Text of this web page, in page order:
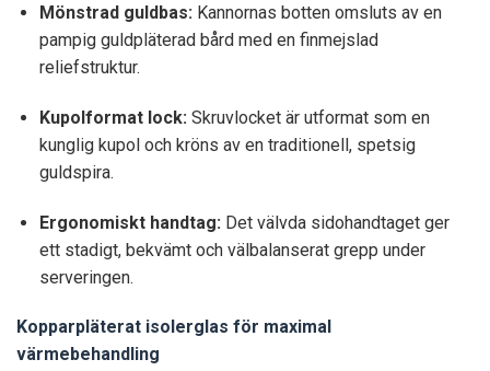
Mönstrad guldbas:Kannornas botten omsluts av en
pampig guldpläterad bård med en finmejslad
reliefstruktur.
Kupolformat lock: Skruvlocket är utformat som en
kunglig kupol och kröns av en traditionell, spetsig
guldspira.
Ergonomiskt handtag: Det välvda sidohandtaget ger
ett stadigt, bekvämt och välbalanserat grepp under
serveringen.
Kopparpläterat isolerglas för maximal
värmebehandling